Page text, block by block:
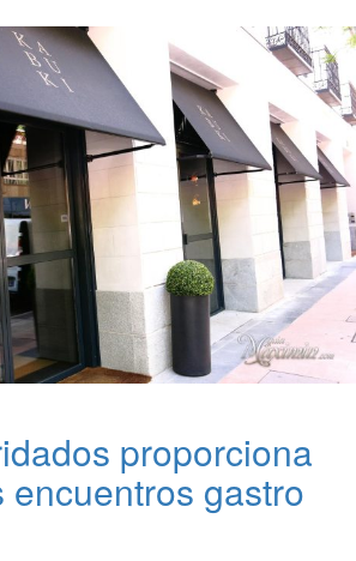
proporciona
encuentros gastro